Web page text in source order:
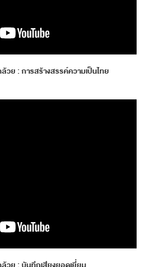
วย : การสร้างสรรค์ความเป็นไทย